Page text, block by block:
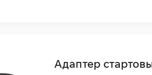
Адаптер